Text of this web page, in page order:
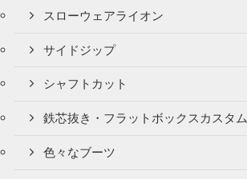
スローウェアライオン
サイドジップ
シャフトカット
鉄芯抜き・フラットボックスカスタム
色々なブーツ